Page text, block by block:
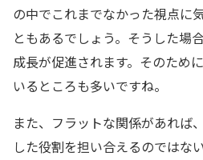
の中でこれまでなかった視点に
ともあるでしょう。そうした場
成長が促進されます。そのため
いるところも多いですね。
また、フラットな関係があれば
した役割を担い合えるのではな